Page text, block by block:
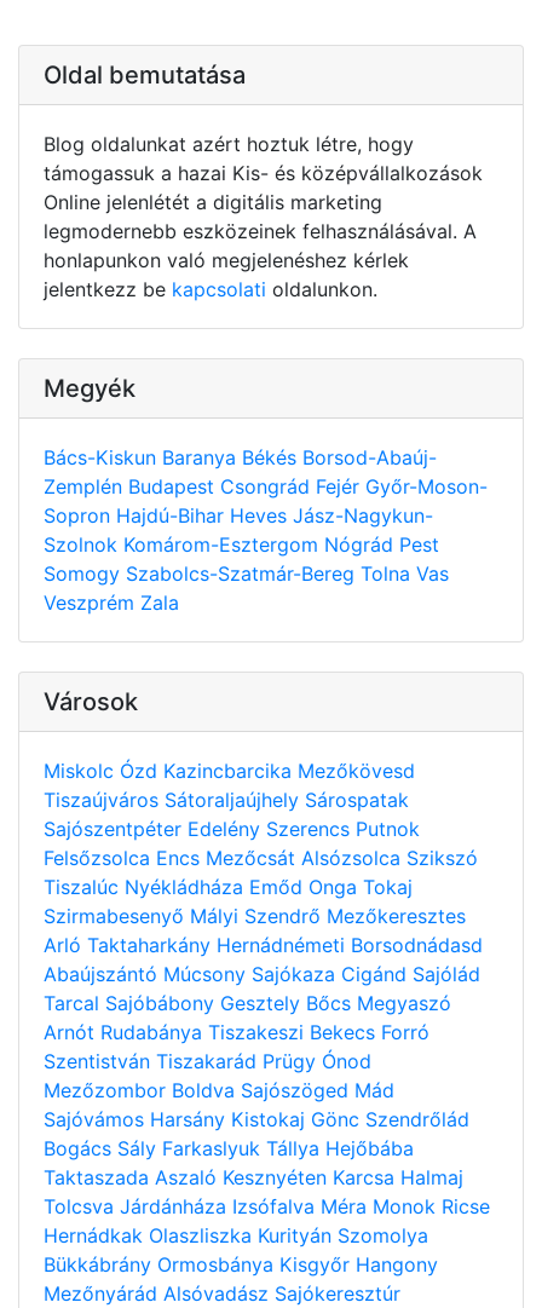
Oldal bemutatása
Blog oldalunkat azért hoztuk létre, hogy
támogassuk a hazai Kis- és középvállalkozások
Online jelenlétét a digitális marketing
legmodernebb eszközeinek felhasználásával. A
honlapunkon való megjelenéshez kérlek
jelentkezz be kapcsolati oldalunkon.
Megyék
Bács-Kiskun Baranya Békés Borsod-Abaúj-
Zemplén Budapest Csongrád Fejér Győr-Moson-
Sopron Hajdú-Bihar Heves Jász-Nagykun-
Szolnok Komárom-Esztergom Nógrád Pest
Somogy Szabolcs-Szatmár-Bereg Tolna Vas
Veszprém Zala
Városok
Miskolc Ózd Kazincbarcika Mezőkövesd
Tiszaújváros Sátoraljaújhely Sárospatak
Sajószentpéter Edelény Szerencs Putnok
Felsőzsolca Encs Mezőcsát Alsózsolca Szikszó
Tiszalúc Nyékládháza Emőd Onga Tokaj
Szirmabesenyő Mályi Szendrő Mezőkeresztes
Arló Taktaharkány Hernádnémeti Borsodnádasd
Abaújszántó Múcsony Sajókaza Cigánd Sajólád
Tarcal Sajóbábony Gesztely Bőcs Megyaszó
Arnót Rudabánya Tiszakeszi Bekecs Forró
Szentistván Tiszakarád Prügy Ónod
Mezőzombor Boldva Sajószöged Mád
Sajóvámos Harsány Kistokaj Gönc Szendrőlád
Bogács Sály Farkaslyuk Tállya Hejőbába
Taktaszada Aszaló Kesznyéten Karcsa Halmaj
Tolcsva Járdánháza Izsófalva Méra Monok Ricse
Hernádkak Olaszliszka Kurityán Szomolya
Bükkábrány Ormosbánya Kisgyőr Hangony
Mezőnyárád Alsóvadász Sajókeresztúr